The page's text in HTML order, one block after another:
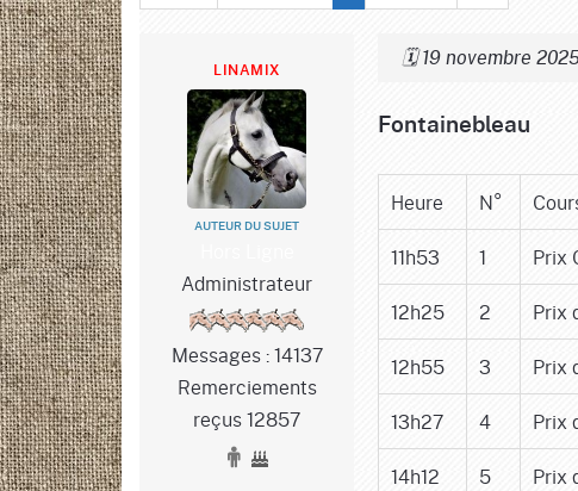
LINAMIX
AUTEUR DU SUJET
Administrateur
Messages : 14137
Remerciements
reçus 12857
🗓️ 19 novembre
Fontainebleau
Heure N°
11h53
1
Prix
12h25
2
Prix
12h55
3
Prix
13h27
4
Prix
14h12
5
Prix